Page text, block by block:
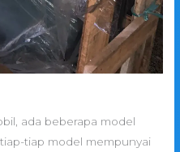
ada beberapa model
tiap model mempunyai